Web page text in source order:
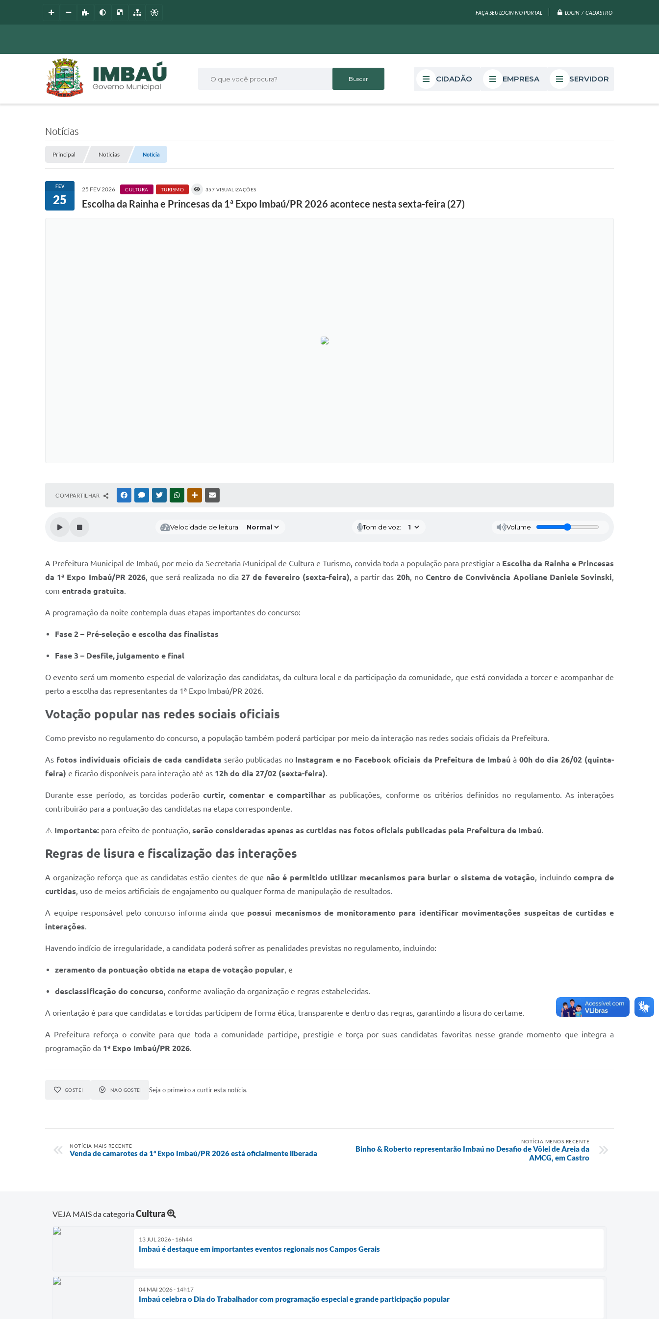
FAÇA SEU LOGIN NO PORTAL LOGIN / CADASTRO
O que você procura? CIDADÃO EMPRESA SERVIDOR
Notícias
Principal Notícias Notícia
FEV
25
25 FEV 2026 CULTURA TURISMO 357 VISUALIZAÇÕES
Escolha da Rainha e Princesas da 1ª Expo Imbaú/PR 2026 acontece nesta sexta-feira (27)
COMPARTILHAR FACEBOOKMESSENGER
TWITTERWHATSAPPOUTRAS MÍDIAS
Velocidade de leitura: Tom de voz: Volume
A Prefeitura Municipal de Imbaú, por meio da Secretaria Municipal de Cultura e Turismo, convida toda a população para prestigiar a Escolha da Rainha e Princesas
da 1ª Expo Imbaú/PR 2026, que será realizada no dia27 de fevereiro (sexta-feira), a partir das 20h, no Centro de Convivência Apoliane Daniele Sovinski,
com entrada gratuita.
A programação da noite contempla duas etapas importantes do concurso:
Fase 2 – Pré-seleção e escolha das finalistas
Fase 3 – Desfile, julgamento e final
O evento será um momento especial de valorização das candidatas, da cultura local e da participação da comunidade, que está convidada a torcer e acompanhar de
perto a escolha das representantes da 1ª Expo Imbaú/PR 2026.
Votação popular nas redes sociais oficiais
Como previsto no regulamento do concurso, a população também poderá participar por meio da interação nas redes sociais oficiais da Prefeitura.
As fotos individuais oficiais de cada candidata serão publicadas no Instagram e no Facebook oficiais da Prefeitura de Imbaú à 00h do dia 26/02 (quinta-
feira) e ficarão disponíveis para interação até as 12h do dia 27/02 (sexta-feira).
Durante esse período, as torcidas poderãocurtir, comentar e compartilharas publicações, conforme os critérios definidos no regulamento. As interações
contribuirão para a pontuação das candidatas na etapa correspondente.
⚠️ Importante: para efeito de pontuação, serão consideradas apenas as curtidas nas fotos oficiais publicadas pela Prefeitura de Imbaú.
Regras de lisura e fiscalização das interações
A organização reforça que as candidatas estão cientes de que não é permitido utilizar mecanismos para burlar o sistema de votação, incluindo compra de
curtidas, uso de meios artificiais de engajamento ou qualquer forma de manipulação de resultados.
A equipe responsável pelo concurso informa ainda que possui mecanismos de monitoramento para identificar movimentações suspeitas de curtidas e
interações.
Havendo indício de irregularidade, a candidata poderá sofrer as penalidades previstas no regulamento, incluindo:
zeramento da pontuação obtida na etapa de votação popular, e
desclassificação do concurso, conforme avaliação da organização e regras estabelecidas.
A orientação é para que candidatas e torcidas participem de forma ética, transparente e dentro das regras, garantindo a lisura do certame.
A Prefeitura reforça o convite para que toda a comunidade participe, prestigie e torça por suas candidatas favoritas nesse grande momento que integra a
programação da 1ª Expo Imbaú/PR 2026.
GOSTEI NÃO GOSTEI Seja o primeiro a curtir esta notícia.
NOTÍCIA MAIS RECENTE
Venda de camarotes da 1ª Expo Imbaú/PR 2026 está oficialmente liberada
NOTÍCIA MENOS RECENTE
Binho & Roberto representarão Imbaú no Desafio de Vôlei de Areia da
AMCG, em Castro
VEJA MAIS da categoriaCultura
13 JUL 2026 - 16h44
Imbaú é destaque em importantes eventos regionais nos Campos Gerais
04 MAI 2026 - 14h17
Imbaú celebra o Dia do Trabalhador com programação especial e grande participação popular